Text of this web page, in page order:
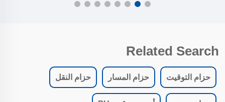
Related Search
حزام التوقيت حزام المسار حزام النقل